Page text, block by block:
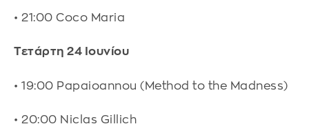
• 21:00 Coco Maria
Τετάρτη 24 Ιουνίου
• 19:00 Papaioannou (Method to the Madness)
• 20:00 Niclas Gillich